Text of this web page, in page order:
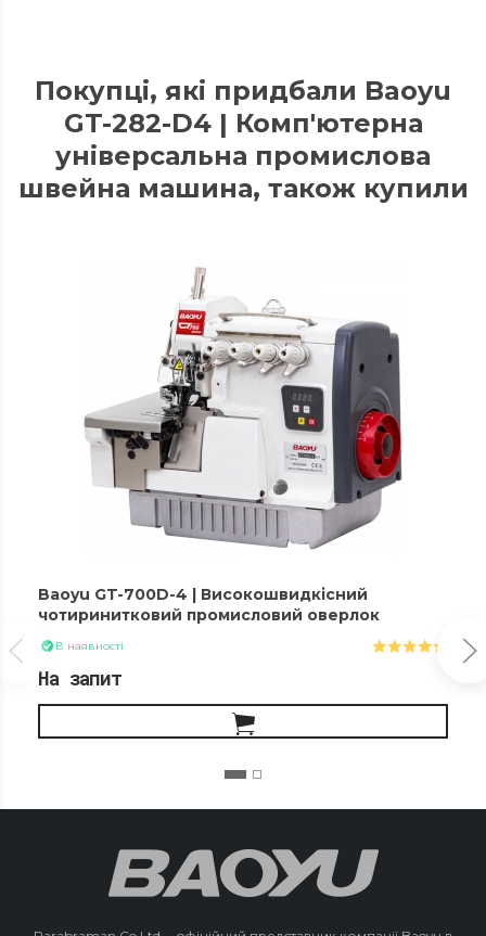
Покупці, які придбали Baoyu
GT-282-D4 | Комп'ютерна
універсальна промислова
швейна машина, також купили
Baoyu GT-700D-4 | Високошвидкісний
чотиринитковий промисловий оверлок
В наявності
На запит